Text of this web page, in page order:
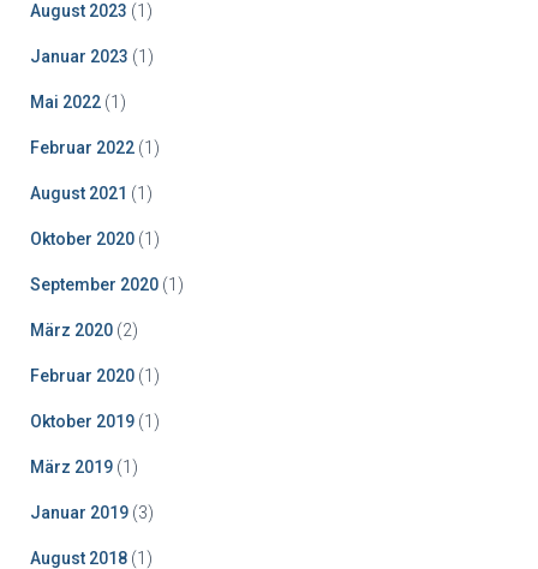
August 2023 (1)
Januar 2023 (1)
Mai 2022 (1)
Februar 2022 (1)
August 2021 (1)
Oktober 2020 (1)
September 2020 (1)
März 2020 (2)
Februar 2020 (1)
Oktober 2019 (1)
März 2019 (1)
Januar 2019 (3)
August 2018 (1)